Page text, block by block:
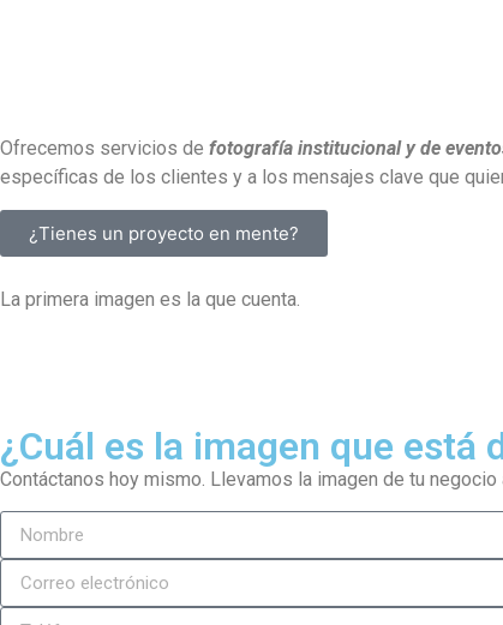
Ofrecemos servicios de fotografía institucional y de
específicas de los clientes y a los mensajes clave que
¿Tienes un proyecto en mente?
La primera imagen es la que cuenta.
¿Cuál es la imagen que está
Contáctanos hoy mismo. Llevamos la imagen de tu